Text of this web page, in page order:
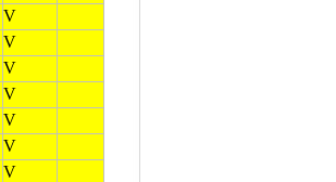
V
V
V
V
V
V
V